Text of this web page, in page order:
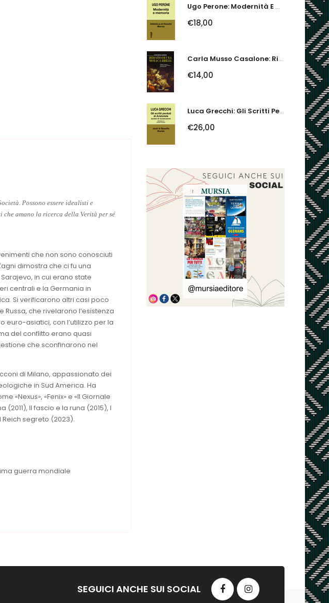
Possono essere idealisti e
che amano la ricerca della Verità per sé
che non sono conosciuti
dimostra che ci fu una
in cui erano state
centrali e la Germania in
Si verificarono altri casi poco
che rivelarono l’esistenza
euro-asiatici, con l’utilizzo per la
del conflitto erano quasi
che sconfinarono nel
di Milano, appassionato dei
in Sud America. Ha
«Nexus», «Fenix» e «Il Giornale
Il fascio e la runa (2015), I
Reich segreto (2023).
guerra mondiale
Ugo Perone: Modernità E Memoria
€18,00
Carla Musso Casalone: Ritratto Di Una Monaca Ribelle. Brigida Franzone,...
€14,00
Luca Grecchi: Gli Scritti Perduti Di Aristotele. Ipotesi Di Ricostruzione
€26,00
SEGUICI ANCHE SUI SOCIAL